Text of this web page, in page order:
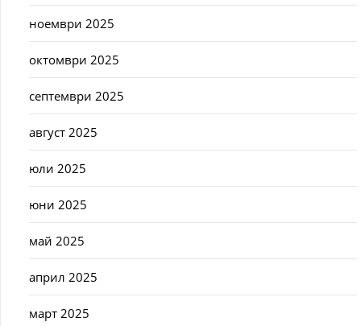
ноември 2025
октомври 2025
септември 2025
август 2025
юли 2025
юни 2025
май 2025
април 2025
март 2025